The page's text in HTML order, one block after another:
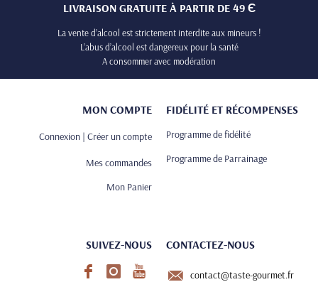
LIVRAISON GRATUITE À PARTIR DE 49 Є
La vente d’alcool est strictement interdite aux mineurs !
L’abus d’alcool est dangereux pour la santé
A consommer avec modération
MON COMPTE
Connexion | Créer un compte
Mes commandes
Mon Panier
FIDÉLITÉ ET RÉCOMPENSES
Programme de fidélité
Programme de Parrainage
SUIVEZ-NOUS CONTACTEZ-NOUS
contact@taste-gourmet.fr